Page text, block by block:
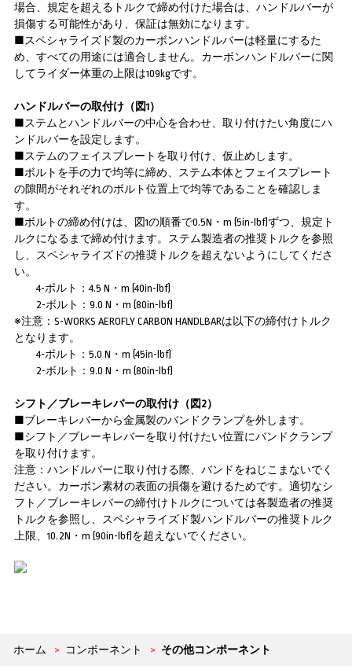
場合、規定を超えるトルクで締め付けた場合は、ハンドルバーが
損傷する可能性があり、保証は無効になります。
■スペシャライズド製のカーボンハンドルバーは軽量にするた
め、すべての用途には適合しません。カーボンハンドルバーに関
してライダー体重の上限は109kgです。
ハンドルバーの取付け（図1）
■ステムとハンドルバーの中心を合わせ、取り付けたい角度にハ
ンドルバーを設定します。
■ステムのフェイスプレートを取り付け、仮止めします。
■ボルトを手の力で均等に締め、ステム本体とフェイスプレート
の隙間がそれぞれのボルト位置上で均等であることを確認しま
す。
■ボルトの締め付けは、図1の順番で0.5N・m (5in-lbf)ずつ、規定ト
ルクになるまで締め付けます。ステム製造者の推奨トルクを参照
し、スペシャライズドの推奨トルクを超えないようにしてくださ
い。
4-ボルト：4.5 N・m (40in-lbf)
2-ボルト：9.0 N・m (80in-lbf)
※注意：S-WORKS AEROFLY CARBON HANDLBARは以下の締付けトルク
となります。
4-ボルト：5.0 N・m (45in-lbf)
2-ボルト：9.0 N・m (80in-lbf)
シフト／ブレーキレバーの取付け（図2）
■ブレーキレバーから金属製のバンドクランプを外します。
■シフト／ブレーキレバーを取り付けたい位置にバンドクランプ
を取り付けます。
注意：ハンドルバーに取り付ける際、バンドをねじこまないでく
ださい。カーボン素材の表面の損傷を避けるためです。適切なシ
フト／ブレーキレバーの締付けトルクについては各製造者の推奨
トルクを参照し、スペシャライズド製ハンドルバーの推奨トルク
上限、10.2N・m (90in-lbf)を超えないでください。
ホーム > コンポーネント > その他コンポーネント